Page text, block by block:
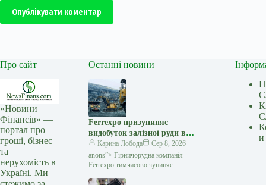
Опублікувати коментар
Про сайт
«Новини
Фінансів» —
портал про
гроші, бізнес
та
нерухомість в
Україні. Ми
Останні новини
Ferrexpo призупиняє
видобуток залізної руди в
Україні через проблеми з
експортом — Мінфін
Карина Лобода
Сер 8, 2026
anons”> Гірничорудна компанія
Ferrexpo тимчасово зупиняє
и